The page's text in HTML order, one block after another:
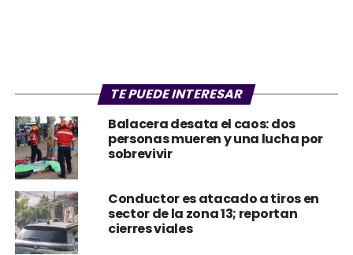
TE PUEDE INTERESAR
Balacera desata el caos: dos
personas mueren y una lucha por
sobrevivir
Conductor es atacado a tiros en
sector de la zona 13; reportan
cierres viales